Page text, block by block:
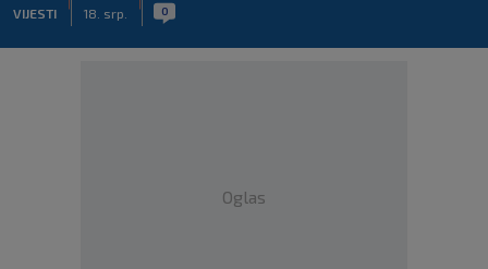
VIJESTI 18. srp. 0
Oglas